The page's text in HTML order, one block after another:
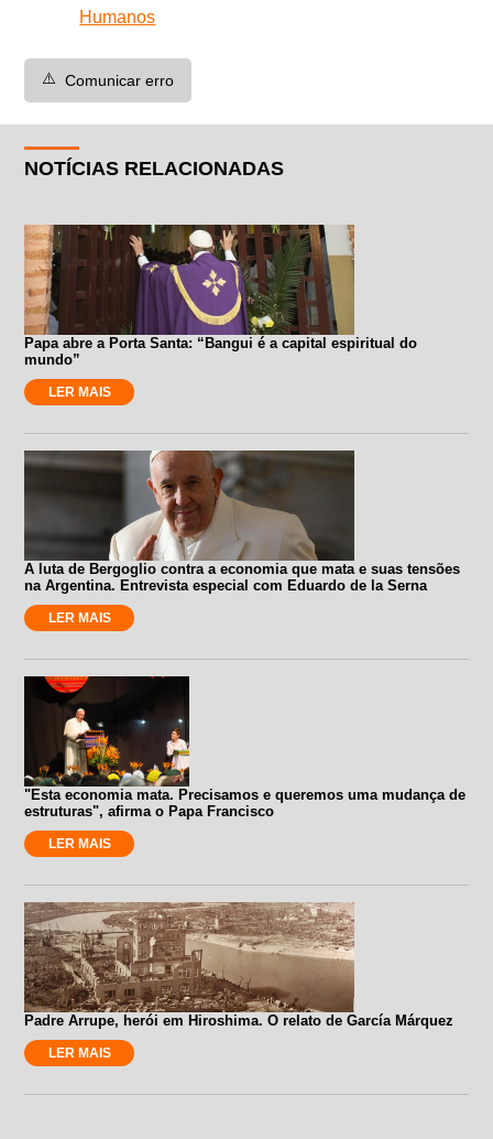
Humanos
⚠️ Comunicar erro
NOTÍCIAS RELACIONADAS
Papa abre a Porta Santa: “Bangui é a capital espiritual do
mundo”
LER MAIS
A luta de Bergoglio contra a economia que mata e suas tensões
na Argentina. Entrevista especial com Eduardo de la Serna
LER MAIS
"Esta economia mata. Precisamos e queremos uma mudança de
estruturas", afirma o Papa Francisco
LER MAIS
Padre Arrupe, herói em Hiroshima. O relato de García Márquez
LER MAIS